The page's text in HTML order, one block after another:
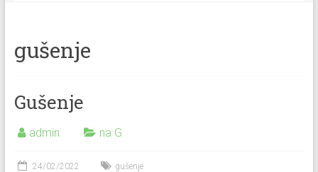
gušenje
Gušenje
admin na G
24/02/2022 gušenje